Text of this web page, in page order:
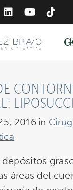
2016 in
áreas del